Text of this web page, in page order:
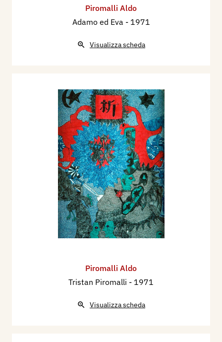
Piromalli Aldo
Adamo ed Eva - 1971
Visualizza scheda
Piromalli Aldo
Tristan Piromalli - 1971
Visualizza scheda